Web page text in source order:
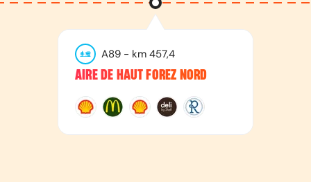
A89 - km 457,4
AIRE DE HAUT FOREZ NORD